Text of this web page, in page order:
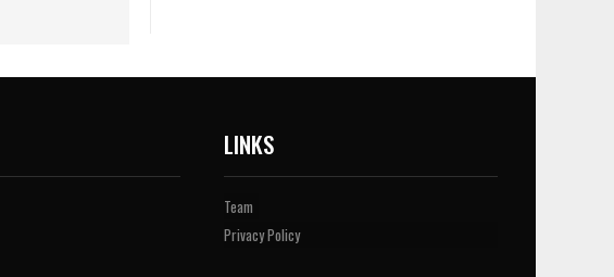
LINKS
Team
Privacy Policy